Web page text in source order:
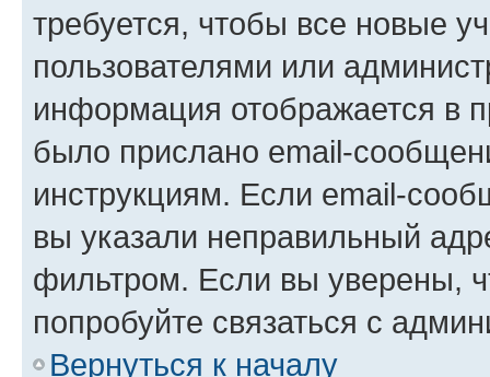
требуется, чтобы все новые
пользователями или
информация отображается в
было прислано email-
инструкциям. Если email-
вы указали неправильный
фильтром. Если вы уверены,
попробуйте связаться с
Вернуться к началу